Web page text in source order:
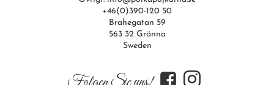
+46(0)390-120 50
Brahegatan 59
563 32 Gränna
Sweden
f i